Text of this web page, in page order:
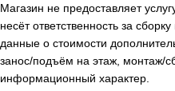
Магазин не предоставляет
несёт ответственность за
данные о стоимости
занос/подъём на этаж, монтаж/
информационный характер.